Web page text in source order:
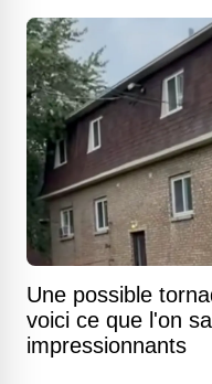
Une possible
voici ce que l'on
impressionnants